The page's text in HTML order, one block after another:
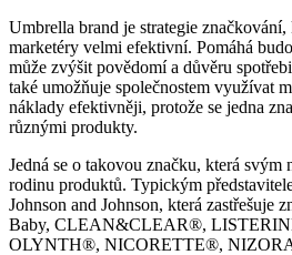
Umbrella brand je strategie
marketéry velmi efektivní. Pomáhá
může zvýšit povědomí a důvěru
také umožňuje společnostem využívat
náklady efektivněji, protože se jedna
různými produkty.
Jedná se o takovou značku, která svým
rodinu produktů. Typickým
Johnson and Johnson, která zastřešuje
Baby, CLEAN&CLEAR®,
OLYNTH®, NICORETTE®,